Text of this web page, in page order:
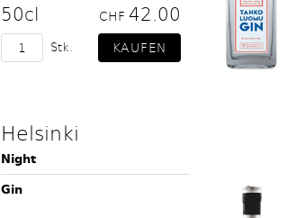
50cl CHF 42.00
Stk.
Helsinki
Night
Gin